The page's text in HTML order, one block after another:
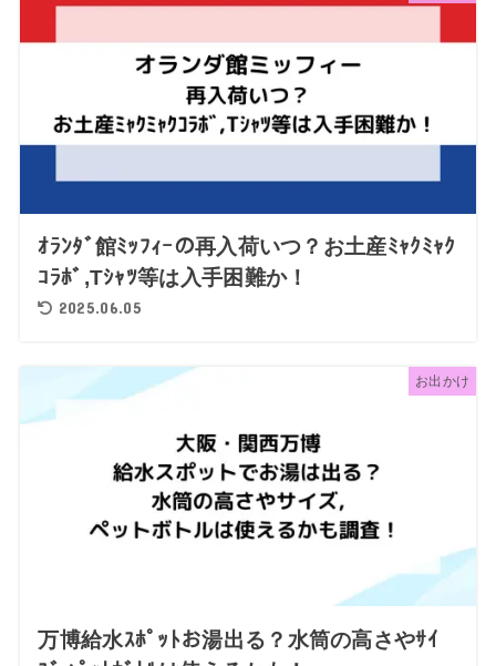
ｵﾗﾝﾀﾞ館ﾐｯﾌｨｰの再入荷いつ？お土産ﾐｬｸﾐｬｸ
ｺﾗﾎﾞ,Tｼｬﾂ等は入手困難か！
2025.06.05
お出かけ
万博給水ｽﾎﾟｯﾄお湯出る？水筒の高さやｻｲ